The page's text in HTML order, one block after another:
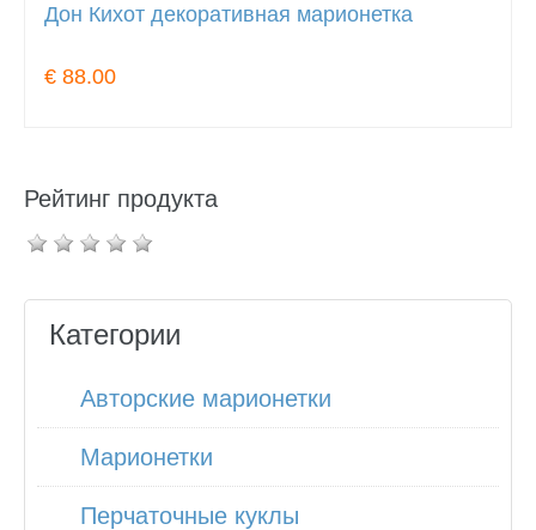
Дон Кихот декоративная марионетка
€ 88.00
Рейтинг продукта
Категории
Авторские марионетки
Марионетки
Перчаточные куклы